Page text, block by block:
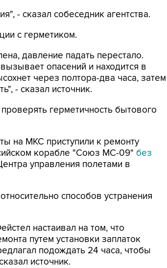
- сказал собеседник агентства.
с герметиком.
давление падать перестало.
опасений и находится в
через полтора-два часа, затем
- сказал источник.
герметичность бытового
на МКС приступили к ремонту
корабле "Союз МС-09" без
управления полетами в
способов устранения
настаивал на том, что
путем установки заплаток
подождать 24 часа, чтобы
источник.